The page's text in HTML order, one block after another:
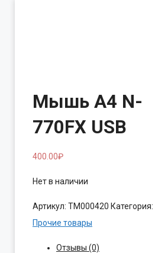
Мышь A4 N-
770FX USB
400.00₽
Нет в наличии
Артикул: ТМ000420 Категория:
Прочие товары
Отзывы (0)